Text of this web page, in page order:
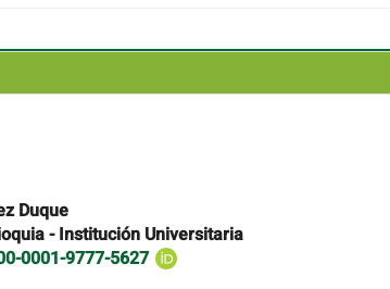
Duque
- Institución Universitaria
0001-9777-5627